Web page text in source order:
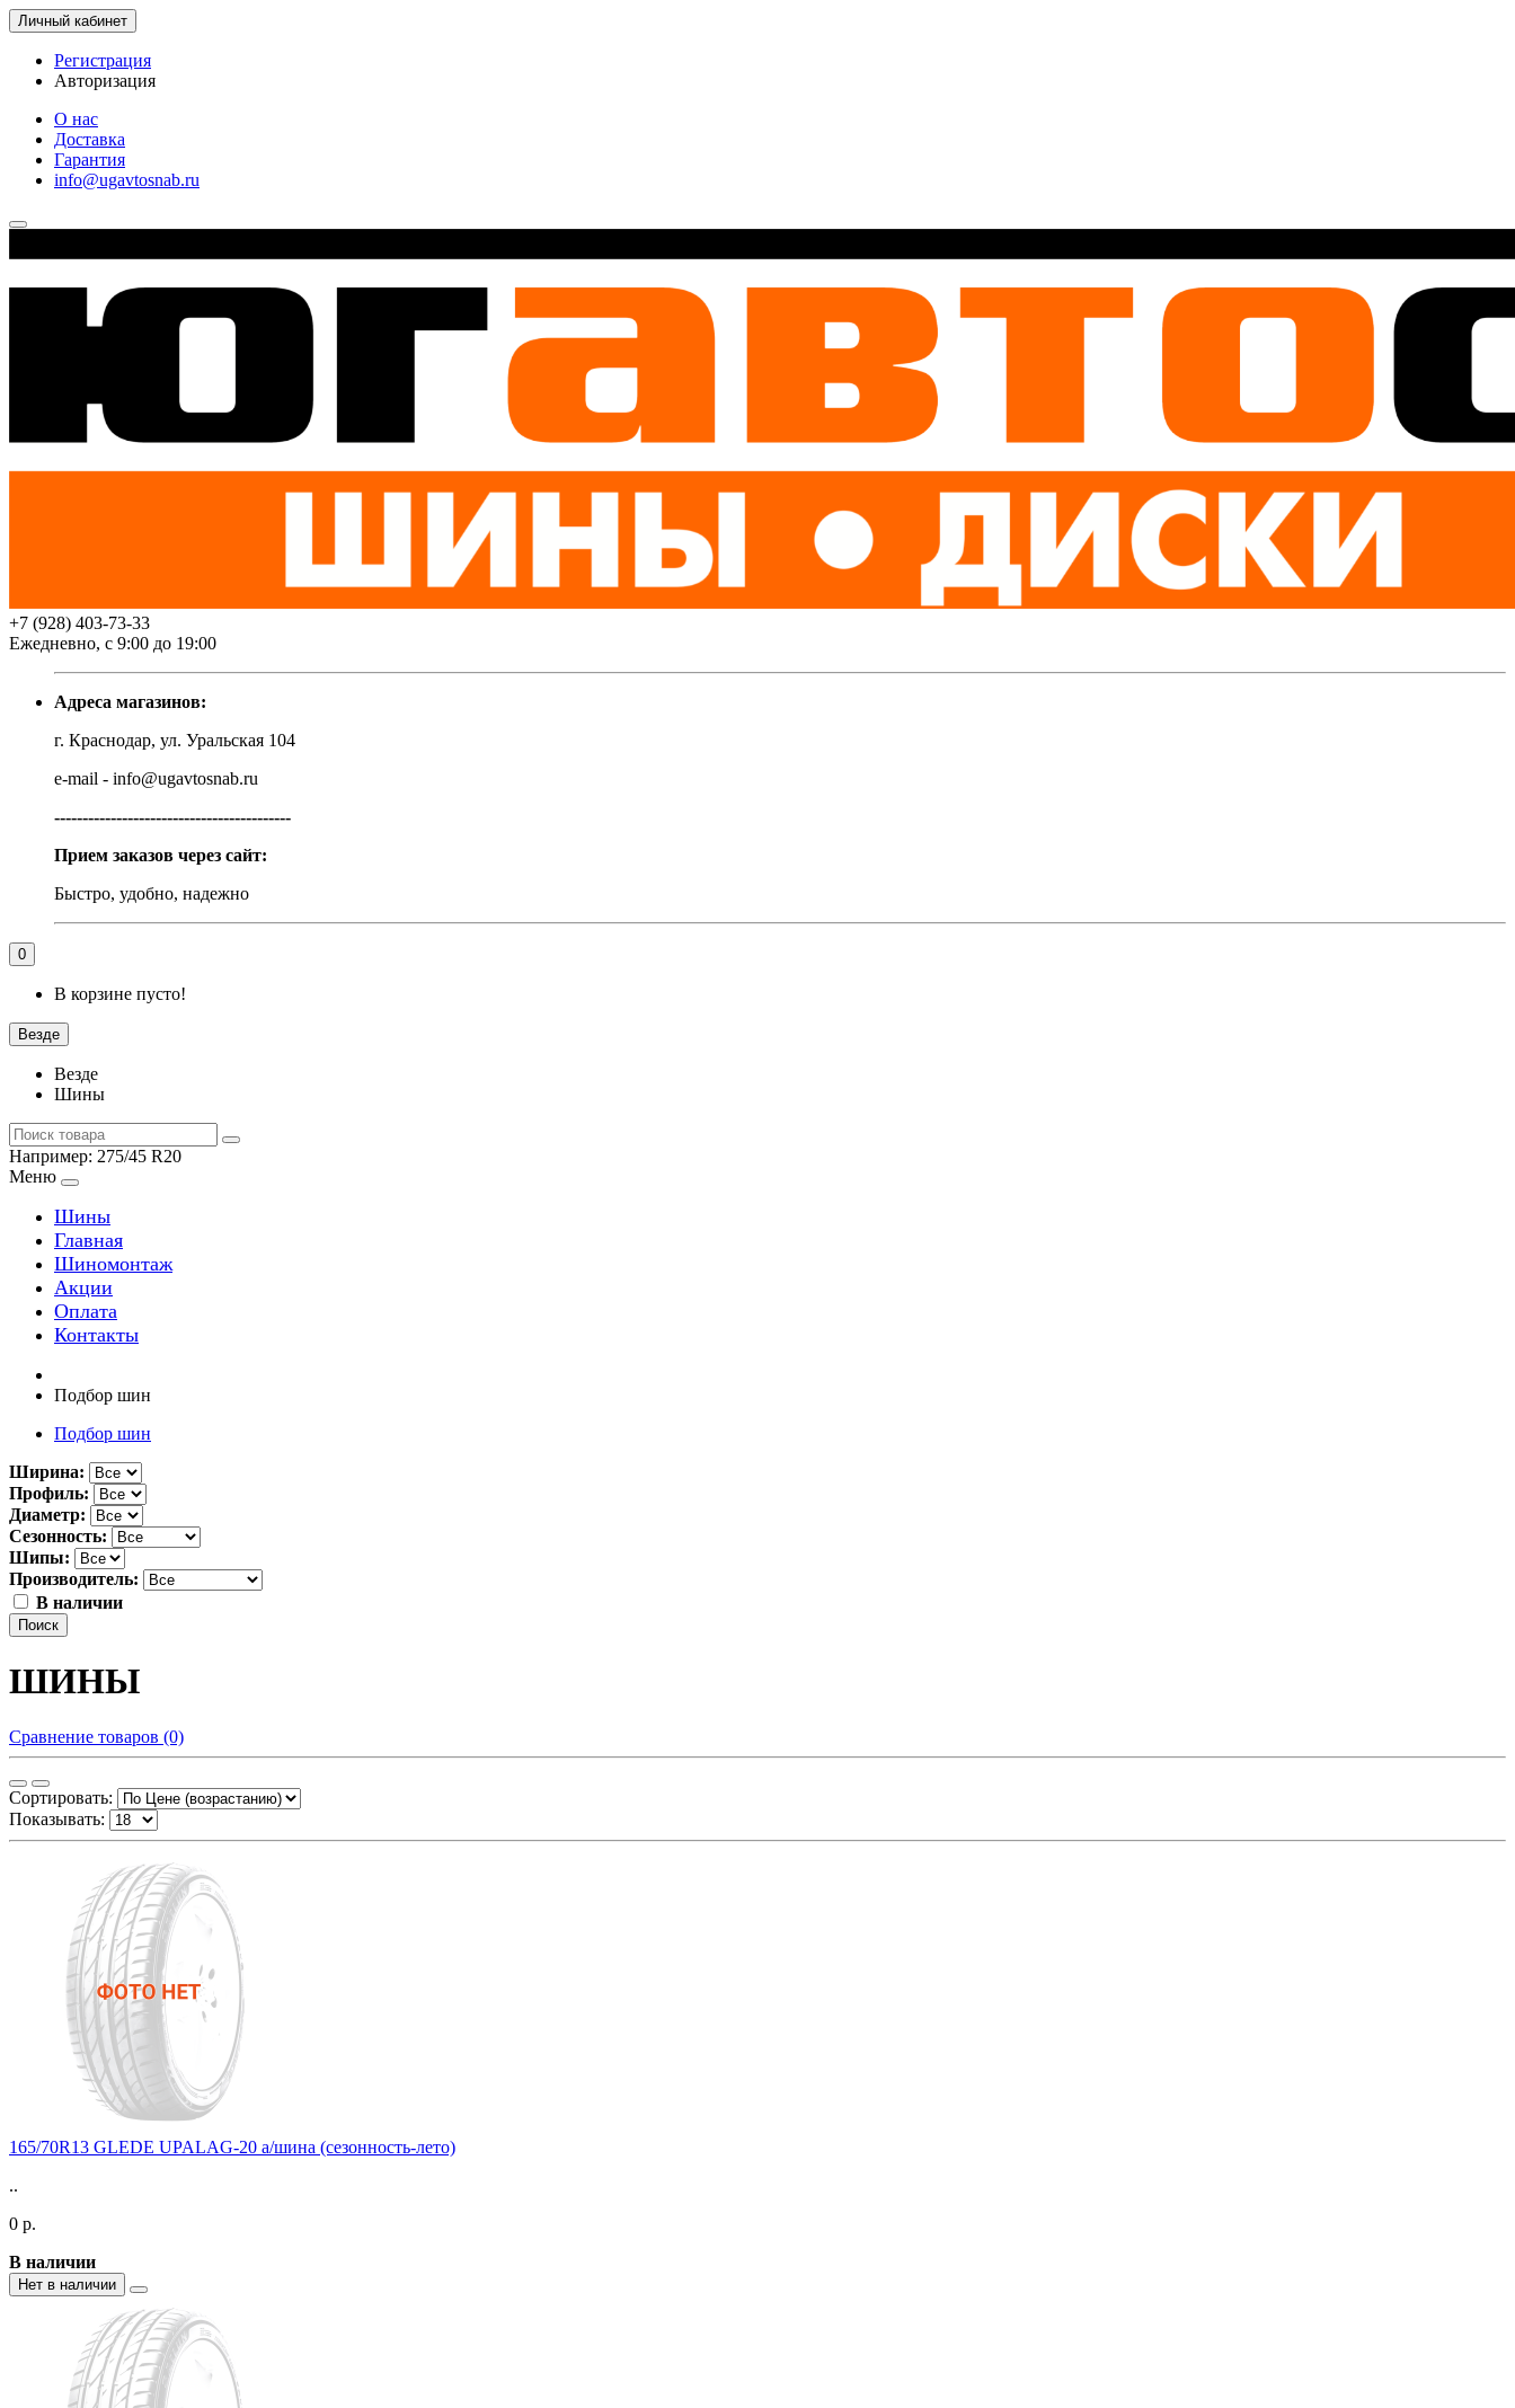
Личный кабинет
Регистрация
Авторизация
О нас
Доставка
Гарантия
info@ugavtosnab.ru
+7 (928) 403-73-33
Ежедневно, с 9:00 до 19:00
Адреса магазинов:
г. Краснодар, ул. Уральская 104
e-mail - info@ugavtosnab.ru
------------------------------------------
Прием заказов через сайт:
Быстро, удобно, надежно
0
В корзине пусто!
Везде
Везде
Шины
Например: 275/45 R20
Меню
Шины
Главная
Шиномонтаж
Акции
Оплата
Контакты
Подбор шин
Подбор шин
Ширина:
Профиль:
Диаметр:
Сезонность:
Шипы:
Производитель:
В наличии
Поиск
ШИНЫ
Сравнение товаров (0)
Сортировать:
Показывать:
165/70R13 GLEDE UPALAG-20 а/шина (сезонность-лето)
..
0 р.
В наличии
Нет в наличии